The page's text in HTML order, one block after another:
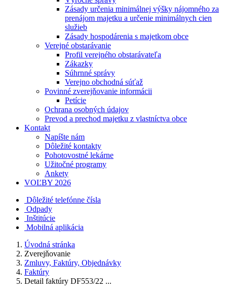
Zásady určenia minimálnej výšky nájomného za
prenájom majetku a určenie minimálnych cien
služieb
Zásady hospodárenia s majetkom obce
Verejné obstarávanie
Profil verejného obstarávateľa
Zákazky
Súhrnné správy
Verejno obchodná súťaž
Povinné zverejňovanie informácii
Petície
Ochrana osobných údajov
Prevod a prechod majetku z vlastníctva obce
Kontakt
Napíšte nám
Dôležité kontakty
Pohotovostné lekárne
Užitočné programy
Ankety
VOĽBY 2026
Dôležité telefónne čísla
Odpady
Inštitúcie
Mobilná aplikácia
Úvodná stránka
Zverejňovanie
Zmluvy, Faktúry, Objednávky
Faktúry
Detail faktúry DF553/22 ...